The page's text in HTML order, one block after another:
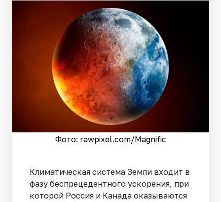
Фото: rawpixel.сom/Magnific
Климатическая система Земли входит в
фазу беспрецедентного ускорения, при
которой Россия и Канада оказываются